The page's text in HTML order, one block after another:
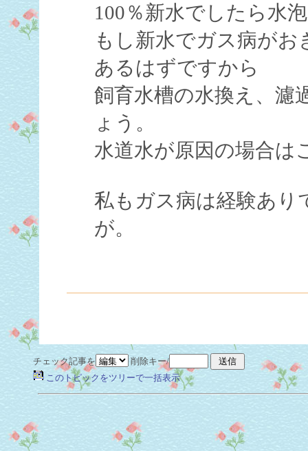
100％新水でしたら水
もし新水でガス病が
あるはずですから
飼育水槽の水換え、濾
ょう。
水道水が原因の場合は
私もガス病は経験あり
が。
チェック記事を
削除キー/
このトピックをツリーで一括表示